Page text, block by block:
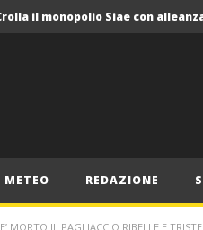
METEO REDAZIONE
E’ MORTO IL PAGLIACCIO RIBELLE E